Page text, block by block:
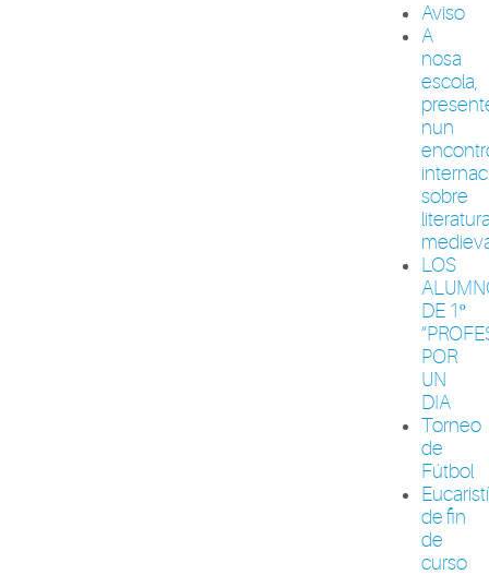
Aviso
A
nosa
escola,
nun
sobre
LOS
DE 1º
POR
UN
DIA
Torneo
de
Fútbol
de fin
de
curso